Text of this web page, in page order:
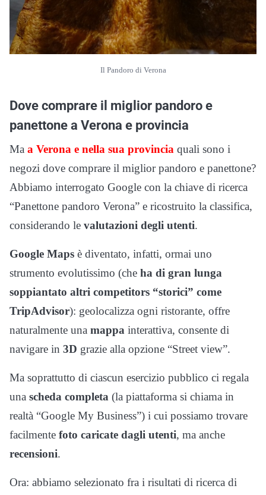
Il Pandoro di Verona
Dove comprare il miglior pandoro e
panettone a Verona e provincia
Ma a Verona e nella sua provincia quali sono i
negozi dove comprare il miglior pandoro e panettone?
Abbiamo interrogato Google con la chiave di ricerca
“Panettone pandoro Verona” e ricostruito la classifica,
considerando le valutazioni degli utenti.
Google Maps è diventato, infatti, ormai uno
strumento evolutissimo (che ha di gran lunga
soppiantato altri competitors “storici” come
TripAdvisor): geolocalizza ogni ristorante, offre
naturalmente una mappa interattiva, consente di
navigare in 3D grazie alla opzione “Street view”.
Ma soprattutto di ciascun esercizio pubblico ci regala
una scheda completa (la piattaforma si chiama in
realtà “Google My Business”) i cui possiamo trovare
facilmente foto caricate dagli utenti, ma anche
recensioni.
Ora: abbiamo selezionato fra i risultati di ricerca di